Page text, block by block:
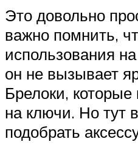
Это довольно
важно помнить,
использования
он не вызывает
Брелоки,
на ключи. Но тут
подобрать